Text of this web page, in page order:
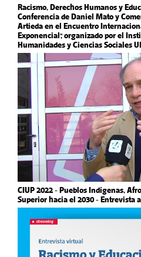
Racismo, Derechos Humanos y
Conferencia de Daniel Mato y
Artieda en el Encuentro
Exponencial", organizado por el
Humanidades y Ciencias Sociales
CIUP 2022 - Pueblos Indígenas,
Superior hacia el 2030 - Entrevista